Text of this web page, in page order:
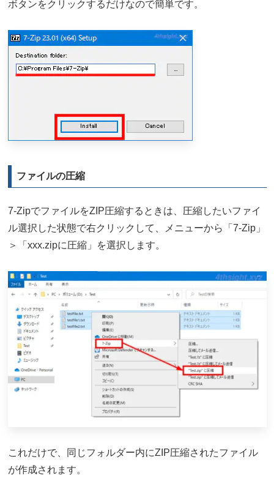
ボタンをクリックするだけなので簡単です。
ファイルの圧縮
7-ZipでファイルをZIP圧縮するときは、圧縮したいファイ
ル選択した状態で右クリックして、メニューから「7-Zip」
＞「xxx.zipに圧縮」を選択します。
これだけで、同じフォルダー内にZIP圧縮されたファイル
が作成されます。